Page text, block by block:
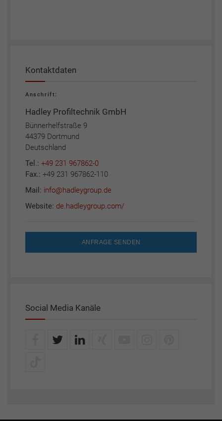
Kontaktdaten
Anschrift:
Hadley Profiltechnik GmbH
Bünnerhelfstraße 9
44379 Dortmund
Deutschland
Tel.: +49 231 967862-0
Fax.: +49 231 967862-110
Mail: info@hadleygroup.de
Website: de.hadleygroup.com/
ANFRAGE SENDEN
Social Media Kanäle